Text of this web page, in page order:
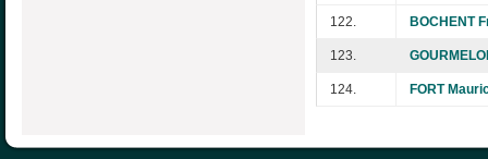
122. BOCHENT
123.
124. FORT